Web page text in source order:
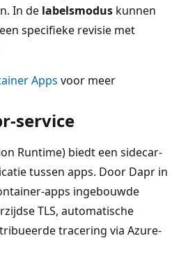
In de labelsmodus kunnen
specifieke revisie met
Apps voor meer
service
Runtime) biedt een sidecar-
tussen apps. Door Dapr in
apps ingebouwde
TLS, automatische
tracering via Azure-